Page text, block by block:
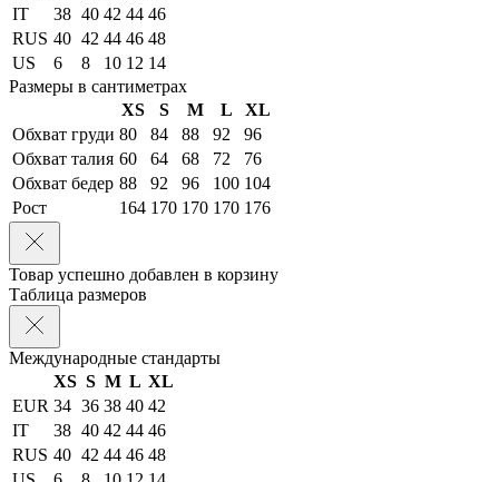
IT
38 40 42 44 46
RUS 40 42 44 46 48
US
6 8 10 12 14
Размеры в сантиметрах
XS
S M L
XL
Обхват груди 80 84 88 92
96
Обхват талия 60 64 68 72
76
Обхват бедер 88 92 96 100 104
Рост
164 170 170 170 176
Товар успешно добавлен в корзину
Таблица размеров
Международные стандарты
XS S M L XL
EUR 34 36 38 40 42
IT
38 40 42 44 46
RUS 40 42 44 46 48